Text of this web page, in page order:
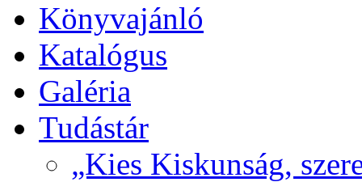
Könyvajánló
Katalógus
Galéria
Tudástár
„Kies Kiskunság,